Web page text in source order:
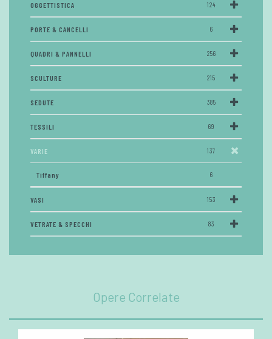
OGGETTISTICA 124
PORTE & CANCELLI 6
QUADRI & PANNELLI 256
SCULTURE 215
SEDUTE 385
TESSILI 69
VARIE 137
Tiffany 6
VASI 153
VETRATE & SPECCHI 83
Opere Correlate